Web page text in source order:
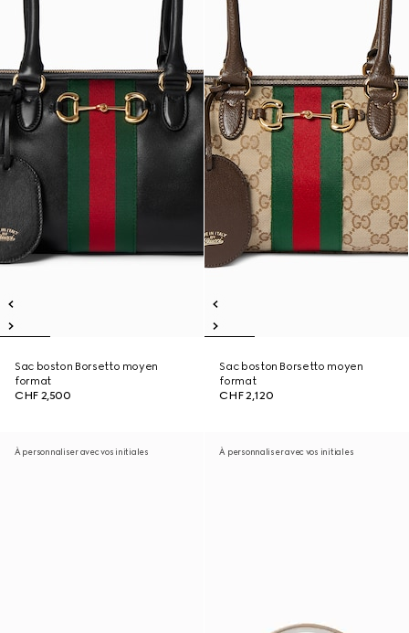
Sac boston Borsetto moyen
format
CHF 2,500
Sac boston Borsetto moyen
format
CHF 2,120
À personnaliser avec vos initiales À personnaliser avec vos initiales